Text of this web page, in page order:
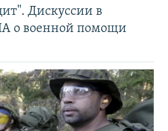
Дискуссии в
о военной помощи